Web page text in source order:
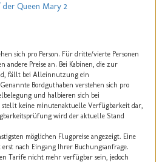
Queen Mary 2
sich pro Person. Für dritte/vierte Personen
andere Preise an. Bei Kabinen, die zur
fällt bei Alleinnutzung ein
Bordguthaben verstehen sich pro
und halbieren sich bei
stellt keine minutenaktuelle Verfügbarkeit dar,
wird der aktuelle Stand
möglichen Flugpreise angezeigt. Eine
nach Eingang Ihrer Buchungsanfrage.
Tarife nicht mehr verfügbar sein, jedoch